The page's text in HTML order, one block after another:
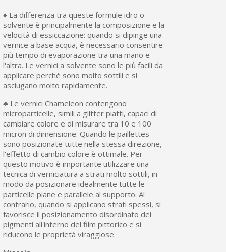
♦ La differenza tra queste formule idro o
solvente è principalmente la composizione e la
velocità di essiccazione: quando si dipinge una
vernice a base acqua, è necessario consentire
più tempo di evaporazione tra una mano e
l'altra. Le vernici a solvente sono le più facili da
applicare perché sono molto sottili e si
asciugano molto rapidamente.
♣ Le vernici Chameleon contengono
microparticelle, simili a glitter piatti, capaci di
cambiare colore e di misurare tra 10 e 100
micron di dimensione. Quando le paillettes
sono posizionate tutte nella stessa direzione,
l'effetto di cambio colore è ottimale. Per
questo motivo è importante utilizzare una
tecnica di verniciatura a strati molto sottili, in
modo da posizionare idealmente tutte le
particelle piane e parallele al supporto. Al
contrario, quando si applicano strati spessi, si
favorisce il posizionamento disordinato dei
pigmenti all'interno del film pittorico e si
riducono le proprietà viraggiose.